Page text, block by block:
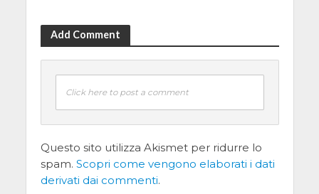
Add Comment
Click here to post a comment
Questo sito utilizza Akismet per ridurre lo
spam. Scopri come vengono elaborati i dati
derivati dai commenti.